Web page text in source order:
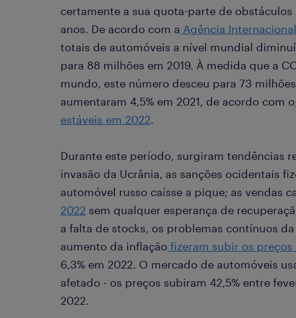
certamente a sua quota-parte de
anos. De acordo com a Agência
totais de automóveis a nível mundial
para 88 milhões em 2019. À medida que a
mundo, este número desceu para 73
aumentaram 4,5% em 2021, de acordo com o
estáveis em 2022.
Durante este período, surgiram tendências
invasão da Ucrânia, as sanções ocidentais
automóvel russo caísse a pique; as vendas
2022 sem qualquer esperança de
a falta de stocks, os problemas contínuos
aumento da inflação fizeram subir os
6,3% em 2022. O mercado de automóveis
afetado - os preços subiram 42,5% entre
2022.